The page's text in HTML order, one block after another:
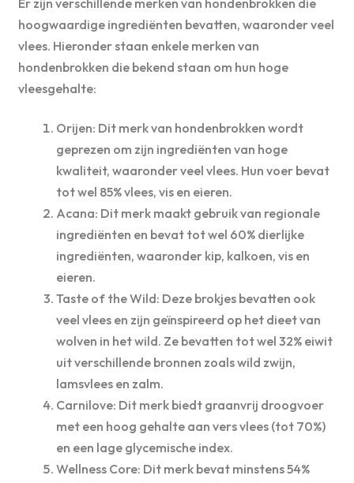
Er zijn verschillende merken van hondenbrokken die
hoogwaardige ingrediënten bevatten, waaronder veel
vlees. Hieronder staan enkele merken van
hondenbrokken die bekend staan om hun hoge
vleesgehalte:
Orijen: Dit merk van hondenbrokken wordt
geprezen om zijn ingrediënten van hoge
kwaliteit, waaronder veel vlees. Hun voer bevat
tot wel 85% vlees, vis en eieren.
Acana: Dit merk maakt gebruik van regionale
ingrediënten en bevat tot wel 60% dierlijke
ingrediënten, waaronder kip, kalkoen, vis en
eieren.
Taste of the Wild: Deze brokjes bevatten ook
veel vlees en zijn geïnspireerd op het dieet van
wolven in het wild. Ze bevatten tot wel 32% eiwit
uit verschillende bronnen zoals wild zwijn,
lamsvlees en zalm.
Carnilove: Dit merk biedt graanvrij droogvoer
met een hoog gehalte aan vers vlees (tot 70%)
en een lage glycemische index.
Wellness Core: Dit merk bevat minstens 54%